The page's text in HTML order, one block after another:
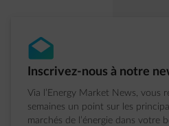
envelope-open
�tape 1 sur 4:
Inscrivez-nous à notre
Via l’Energy Market News, vous
semaines un point sur les
marchés de l’énergie dans votre